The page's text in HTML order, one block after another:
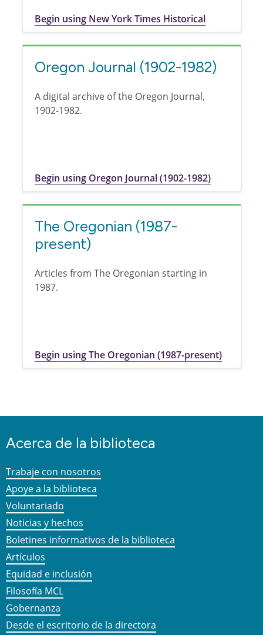
Begin using New York Times Historical
Oregon Journal (1902-1982)
A digital archive of the Oregon Journal,
1902-1982.
Begin using Oregon Journal (1902-1982)
The Oregonian (1987-
present)
Articles from The Oregonian starting in
1987.
Begin using The Oregonian (1987-present)
Acerca de la biblioteca
Trabaje con nosotros
Apoye a la biblioteca
Voluntariado
Noticias y hechos
Boletines informativos de la biblioteca
Artículos
Equidad e inclusión
Filosofía MCL
Gobernanza
Desde el escritorio de la directora